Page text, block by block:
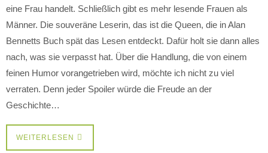
eine Frau handelt. Schließlich gibt es mehr lesende Frauen als
Männer. Die souveräne Leserin, das ist die Queen, die in Alan
Bennetts Buch spät das Lesen entdeckt. Dafür holt sie dann alles
nach, was sie verpasst hat. Über die Handlung, die von einem
feinen Humor vorangetrieben wird, möchte ich nicht zu viel
verraten. Denn jeder Spoiler würde die Freude an der
Geschichte…
WEITERLESEN